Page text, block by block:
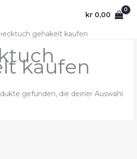
kr 0,00
gehäkelt kaufen
kaufen
gefunden, die deiner Auswahl